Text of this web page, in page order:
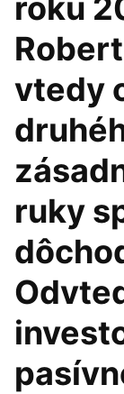
roku
vtedy
ruky